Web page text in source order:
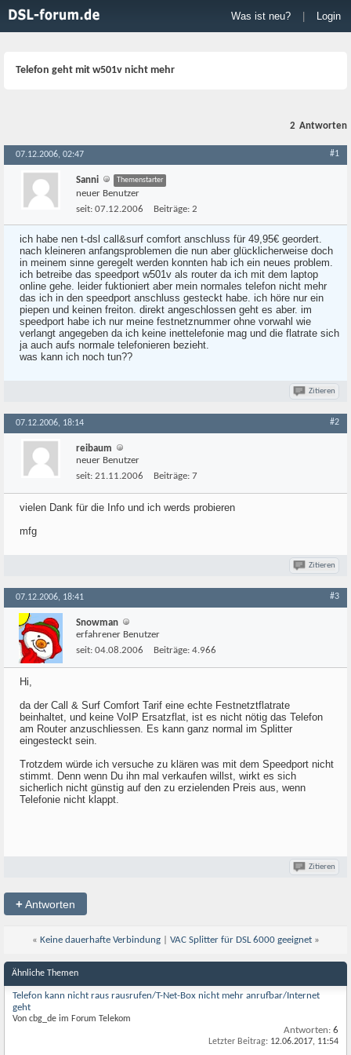
Was ist neu? Login
Telefon geht mit w501v nicht mehr
2 Antworten
07.12.2006, 02:47 #1
Sanni Themenstarter
neuer Benutzer
seit: 07.12.2006 Beiträge: 2
ich habe nen t-dsl call&surf comfort anschluss für 49,95€ geordert.
nach kleineren anfangsproblemen die nun aber glücklicherweise doch
in meinem sinne geregelt werden konnten hab ich ein neues problem.
ich betreibe das speedport w501v als router da ich mit dem laptop
online gehe. leider fuktioniert aber mein normales telefon nicht mehr
das ich in den speedport anschluss gesteckt habe. ich höre nur ein
piepen und keinen freiton. direkt angeschlossen geht es aber. im
speedport habe ich nur meine festnetznummer ohne vorwahl wie
verlangt angegeben da ich keine inettelefonie mag und die flatrate sich
ja auch aufs normale telefonieren bezieht.
was kann ich noch tun??
Zitieren
07.12.2006, 18:14 #2
reibaum
neuer Benutzer
seit: 21.11.2006 Beiträge: 7
vielen Dank für die Info und ich werds probieren
mfg
Zitieren
07.12.2006, 18:41 #3
Snowman
erfahrener Benutzer
seit: 04.08.2006 Beiträge: 4.966
Hi,
da der Call & Surf Comfort Tarif eine echte Festnetztflatrate
beinhaltet, und keine VoIP Ersatzflat, ist es nicht nötig das Telefon
am Router anzuschliessen. Es kann ganz normal im Splitter
eingesteckt sein.
Trotzdem würde ich versuche zu klären was mit dem Speedport nicht
stimmt. Denn wenn Du ihn mal verkaufen willst, wirkt es sich
sicherlich nicht günstig auf den zu erzielenden Preis aus, wenn
Telefonie nicht klappt.
Zitieren
+Antworten
« Keine dauerhafte Verbindung| VAC Splitter für DSL 6000 geeignet »
Ähnliche Themen
Telefon kann nicht raus rausrufen/T-Net-Box nicht mehr anrufbar/Internet
geht
Von cbg_de im Forum Telekom
Antworten: 6
Letzter Beitrag: 12.06.2017, 11:54